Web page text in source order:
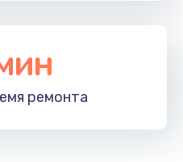
ремонта